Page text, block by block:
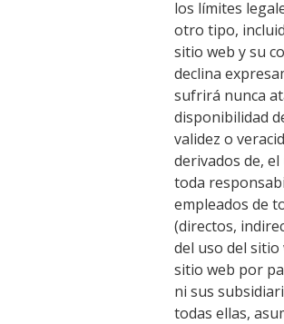
los límites
otro tipo,
sitio web y su
declina
sufrirá nunca
disponibilidad
validez o
derivados de,
toda
empleados de
(directos,
del uso del
sitio web por
ni sus
todas ellas,